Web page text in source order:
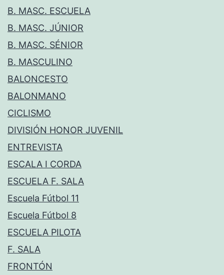
B. MASC. ESCUELA
B. MASC. JÚNIOR
B. MASC. SÉNIOR
B. MASCULINO
BALONCESTO
BALONMANO
CICLISMO
DIVISIÓN HONOR JUVENIL
ENTREVISTA
ESCALA I CORDA
ESCUELA F. SALA
Escuela Fútbol 11
Escuela Fútbol 8
ESCUELA PILOTA
F. SALA
FRONTÓN